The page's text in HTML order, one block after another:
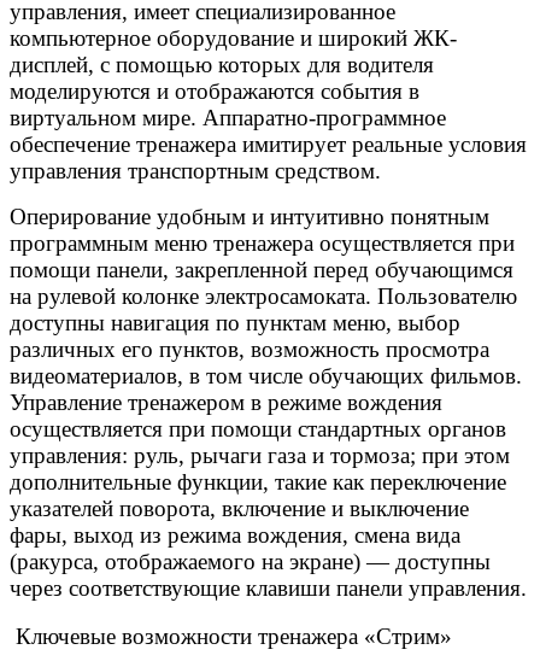
управления, имеет специализированное
компьютерное оборудование и широкий ЖК-
дисплей, с помощью которых для водителя
моделируются и отображаются события в
виртуальном мире. Аппаратно-программное
обеспечение тренажера имитирует реальные условия
управления транспортным средством.
Оперирование удобным и интуитивно понятным
программным меню тренажера осуществляется при
помощи панели, закрепленной перед обучающимся
на рулевой колонке электросамоката. Пользователю
доступны навигация по пунктам меню, выбор
различных его пунктов, возможность просмотра
видеоматериалов, в том числе обучающих фильмов.
Управление тренажером в режиме вождения
осуществляется при помощи стандартных органов
управления: руль, рычаги газа и тормоза; при этом
дополнительные функции, такие как переключение
указателей поворота, включение и выключение
фары, выход из режима вождения, смена вида
(ракурса, отображаемого на экране) — доступны
через соответствующие клавиши панели управления.
Ключевые возможности тренажера «Стрим»